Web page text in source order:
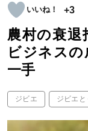
+3
農村の衰退
ビジネス
一手
ジビエ ジビエと